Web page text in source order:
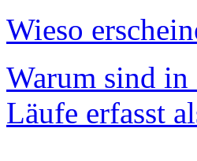
Wieso
Warum sind in
Läufe erfasst